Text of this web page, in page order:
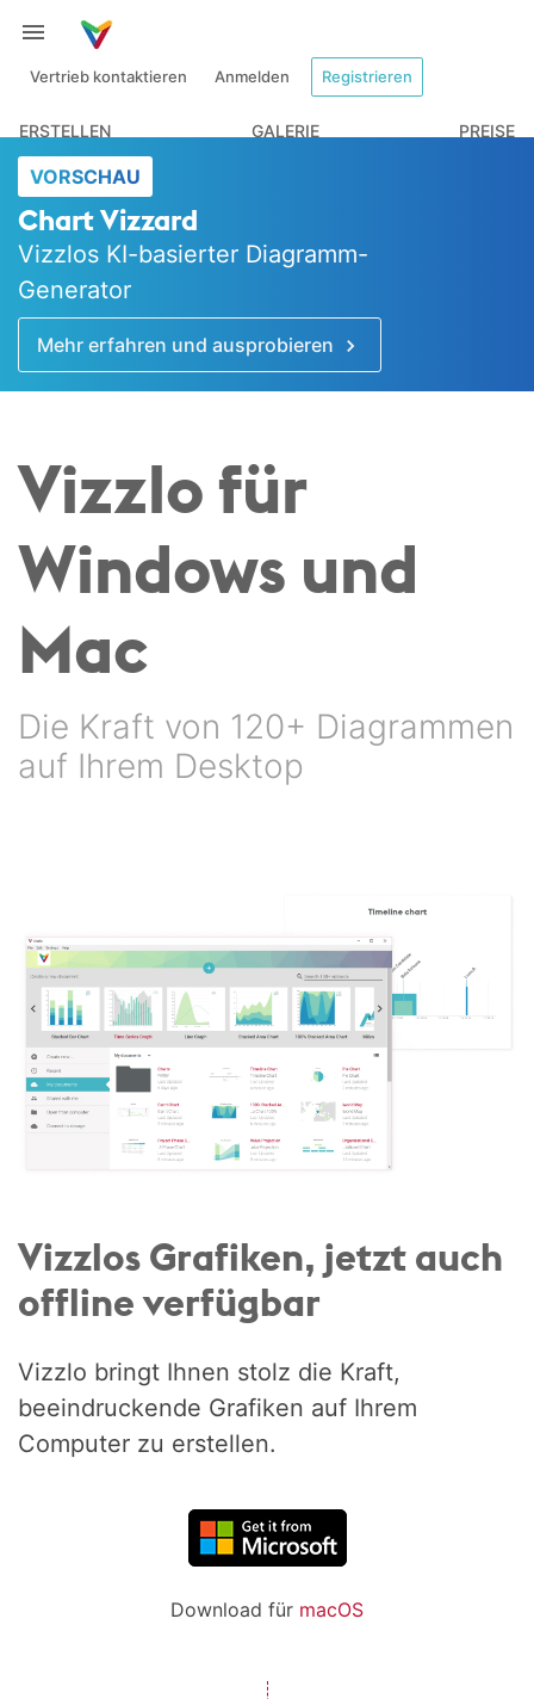
Vertrieb kontaktieren Anmelden Registrieren
ERSTELLEN GALERIE PREISE
VORSCHAU
Chart Vizzard
Vizzlos KI-basierter Diagramm-
Generator
Mehr erfahren und ausprobieren
Vizzlo für
Windows und
Mac
Die Kraft von 120+ Diagrammen
auf Ihrem Desktop
Vizzlos Grafiken, jetzt auch
offline verfügbar
Vizzlo bringt Ihnen stolz die Kraft,
beeindruckende Grafiken auf Ihrem
Computer zu erstellen.
Download für macOS